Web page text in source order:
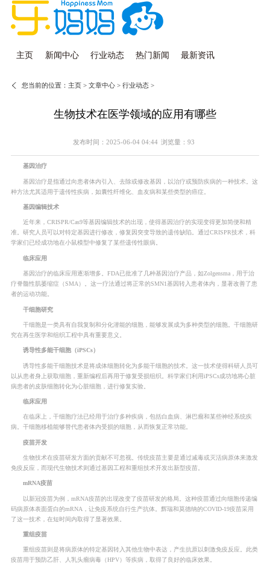
主页 新闻中心 行业动态 热门新闻 最新资讯
您当前的位置：主页 >文章中心 >行业动态 >
生物技术在医学领域的应用有哪些
发布时间：2025-06-04 04:44 浏览量：93
基因治疗
基因治疗是指通过向患者体内引入、去除或修改基因，以治疗或预防疾病的一种技术。这
种方法尤其适用于遗传性疾病，如囊性纤维化、血友病和某些类型的癌症。
基因编辑技术
近年来，CRISPR/Cas9等基因编辑技术的出现，使得基因治疗的实现变得更加简便和精
准。研究人员可以对特定基因进行修改，修复因突变导致的遗传缺陷。通过CRISPR技术，科
学家们已经成功地在小鼠模型中修复了某些遗传性眼病。
临床应用
基因治疗的临床应用逐渐增多。FDA已批准了几种基因治疗产品，如Zolgensma，用于治
疗脊髓性肌萎缩症（SMA）。这一疗法通过将正常的SMN1基因转入患者体内，显著改善了患
者的运动功能。
干细胞研究
干细胞是一类具有自我复制和分化潜能的细胞，能够发展成为多种类型的细胞。干细胞研
究在再生医学和组织工程中具有重要意义。
诱导性多能干细胞（iPSCs）
诱导性多能干细胞技术是将成体细胞转化为多能干细胞的技术。这一技术使得科研人员可
以从患者身上获取细胞，重新编程后再用于修复受损组织。科学家们利用iPSCs成功地将心脏
病患者的皮肤细胞转化为心脏细胞，进行修复实验。
临床应用
在临床上，干细胞疗法已经用于治疗多种疾病，包括白血病、淋巴瘤和某些神经系统疾
病。干细胞移植能够替代患者体内受损的细胞，从而恢复正常功能。
疫苗开发
生物技术在疫苗研发方面的贡献不可忽视。传统疫苗主要是通过减毒或灭活病原体来激发
免疫反应，而现代生物技术则通过基因工程和重组技术开发出新型疫苗。
mRNA疫苗
以新冠疫苗为例，mRNA疫苗的出现改变了疫苗研发的格局。这种疫苗通过向细胞传递编
码病原体表面蛋白的mRNA，让免疫系统自行生产抗体。辉瑞和莫德纳的COVID-19疫苗采用
了这一技术，在短时间内取得了显著效果。
重组疫苗
重组疫苗则是将病原体的特定基因转入其他生物中表达，产生抗原以刺激免疫反应。此类
疫苗用于预防乙肝、人乳头瘤病毒（HPV）等疾病，取得了良好的临床效果。